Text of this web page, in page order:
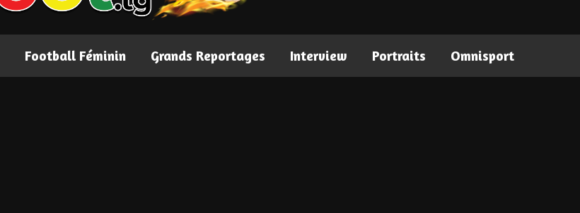
Football Féminin Grands Reportages Interview Portraits Omnisport